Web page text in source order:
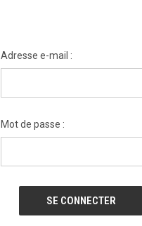
Adresse e-mail :
Mot de passe :